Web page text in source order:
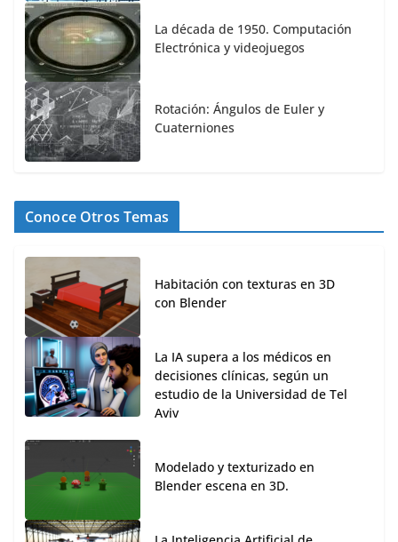
La década de 1950. Computación
Electrónica y videojuegos
Rotación: Ángulos de Euler y
Cuaterniones
Conoce Otros Temas
Habitación con texturas en 3D
con Blender
La IA supera a los médicos en
decisiones clínicas, según un
estudio de la Universidad de Tel
Aviv
Modelado y texturizado en
Blender escena en 3D.